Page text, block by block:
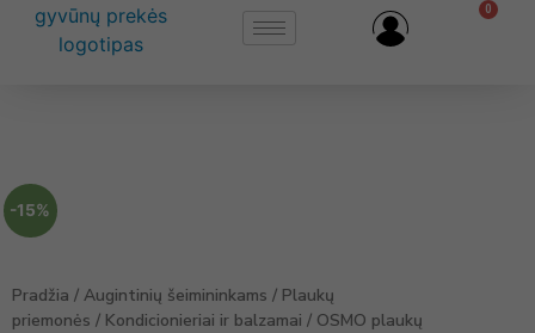
0
-15%
Pradžia / Augintinių šeimininkams / Plaukų
priemonės / Kondicionieriai ir balzamai / OSMO plaukų